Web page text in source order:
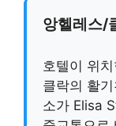
앙헬레스/
호텔이 위
클락의 활
소가 Elisa